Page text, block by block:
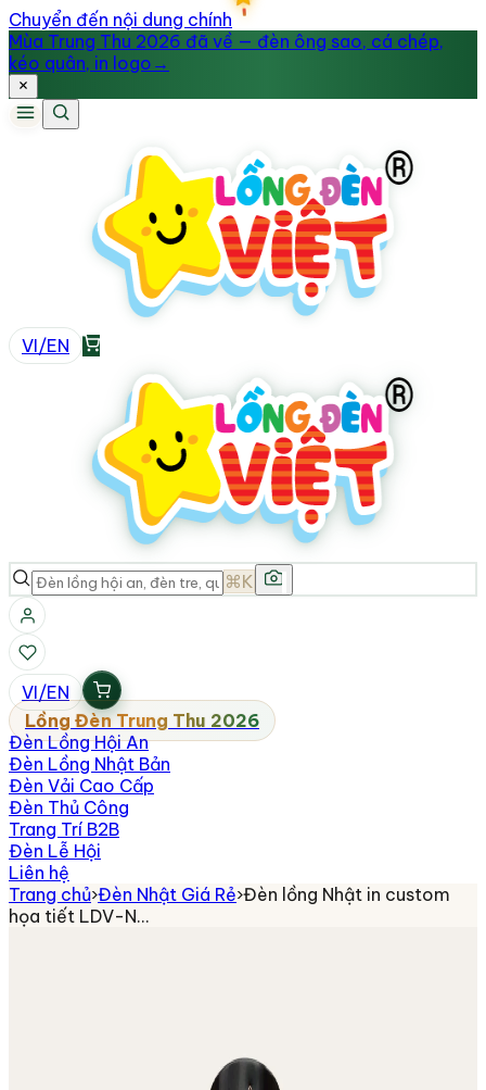
Chuyển đến nội dung chính
Mùa Trung Thu 2026 đã về — đèn ông sao, cá chép,
kéo quân, in logo →
VI/EN
⌘K
VI/EN
Lồng Đèn Trung Thu 2026
Đèn Lồng Hội An
Đèn Lồng Nhật Bản
Đèn Vải Cao Cấp
Đèn Thủ Công
Trang Trí B2B
Đèn Lễ Hội
Liên hệ
Trang chủ›Đèn Nhật Giá Rẻ›Đèn lồng Nhật in custom
họa tiết LDV-N…